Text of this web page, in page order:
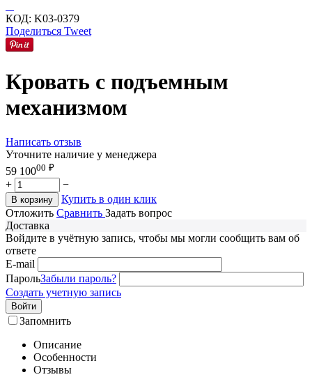
КОД: K03-0379
Поделиться Tweet
Кровать с подъемным
механизмом
Написать отзыв
Уточните наличие у менеджера
59 10000 ₽
+ −
В корзину
Купить в один клик
Отложить Сравнить Задать вопрос
Доставка
Войдите в учётную запись, чтобы мы могли сообщить вам об
ответе
E-mail
ПарольЗабыли пароль?
Создать учетную запись
Войти
Запомнить
Описание
Особенности
Отзывы